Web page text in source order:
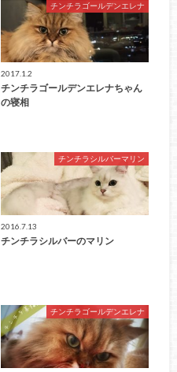
チンチラゴールデンエレナ
2017.1.2
チンチラゴールデンエレナちゃん
の寝相
チンチラシルバーマリン
2016.7.13
チンチラシルバーのマリン
チンチラゴールデンエレナ